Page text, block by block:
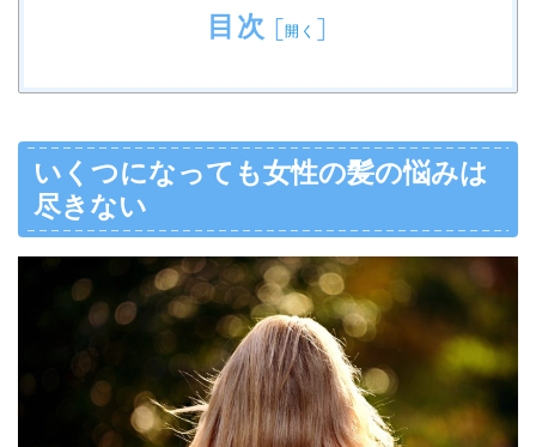
目次 [開く ]
いくつになっても女性の髪の悩みは
尽きない